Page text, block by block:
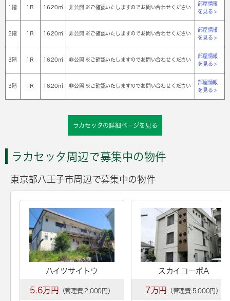
1階 1Ｒ 16.20㎡ 非公開 ※ご確認いたしますのでお問い合わせください
部屋情報
を見る >
2階 1Ｒ 16.20㎡ 非公開 ※ご確認いたしますのでお問い合わせください
部屋情報
を見る >
3階 1Ｒ 16.20㎡ 非公開 ※ご確認いたしますのでお問い合わせください
部屋情報
を見る >
3階 1Ｒ 16.20㎡ 非公開 ※ご確認いたしますのでお問い合わせください
部屋情報
を見る >
ラカセッタの詳細ページを見る
ラカセッタ周辺で募集中の物件
東京都八王子市周辺で募集中の物件
ハイツサイトウ
5.6万円 （管理費:2,000円）
スカイコーポA
7万円 （管理費:5,000円）